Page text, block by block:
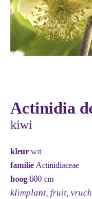
Actinidia
kiwi
kleur wit
familie Actinidiaceae
hoog 600 cm
klimplant, fruit,